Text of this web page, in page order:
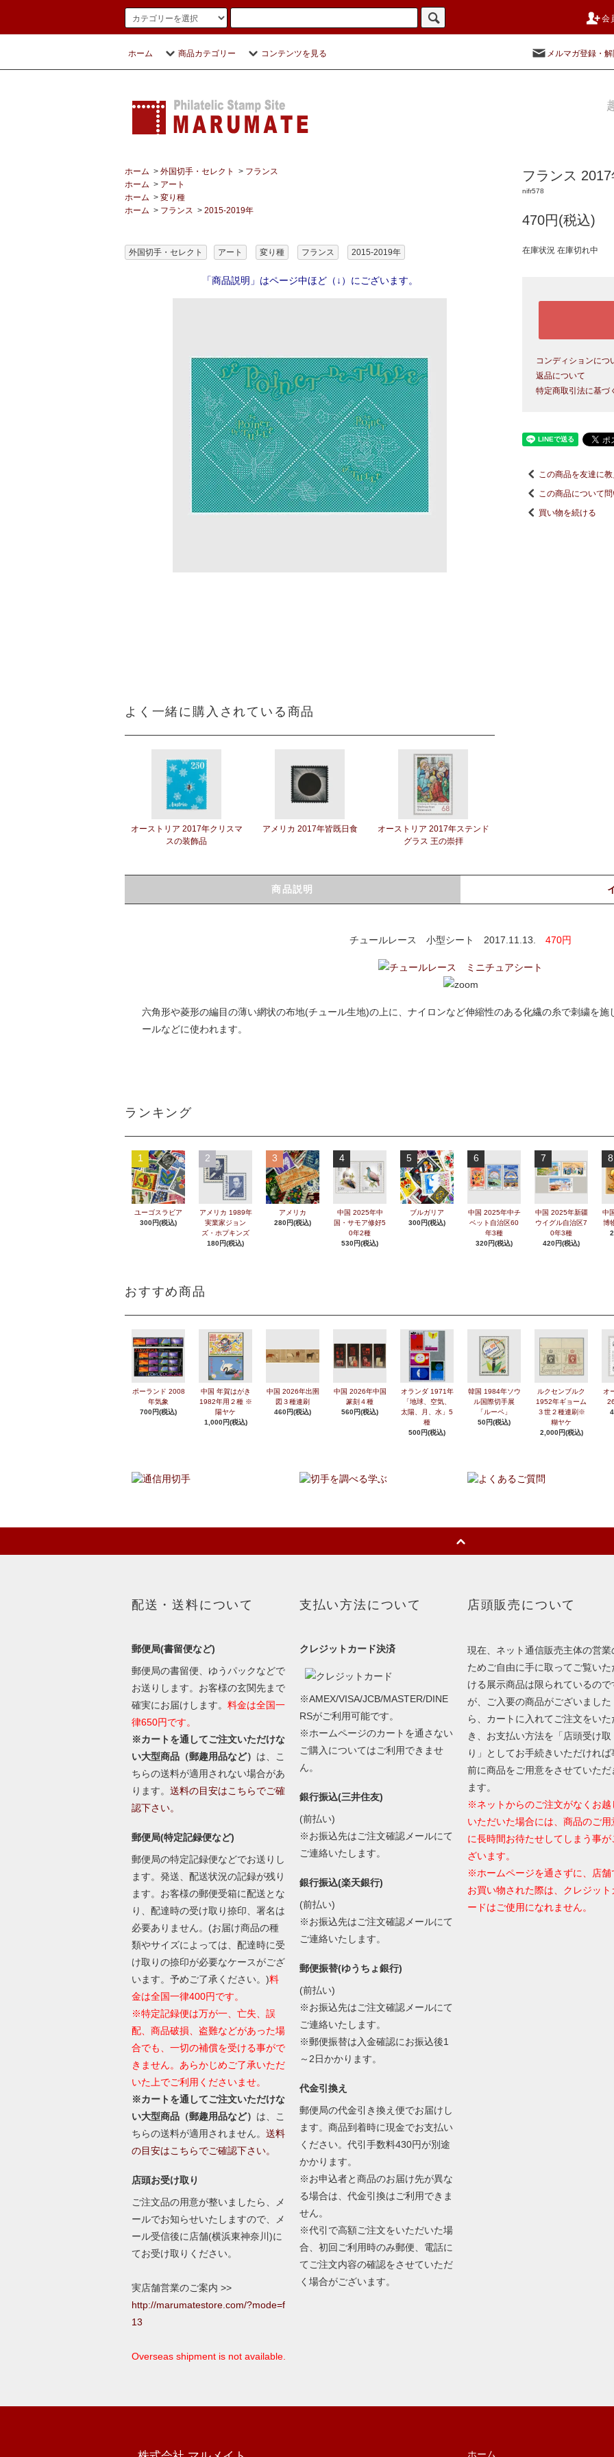
会
ホーム 商品カテゴリー コンテンツを見る メルマガ登録・
ホーム > 外国切手・セレクト > フランス
ホーム > アート
ホーム > 変り種
ホーム > フランス > 2015-2019年
外国切手・セレクト アート 変り種 フランス 2015-2019年
「商品説明」はページ中ほど（↓）にございます。
よく一緒に購入されている商品
オーストリア 2017年クリスマ
スの装飾品
アメリカ 2017年皆既日食
オーストリア 2017年ステンド
グラス 王の崇拝
フランス
nifr578
470円(税込)
在庫状況 在庫切れ中
コンディションにつ
返品について
特定商取引法に基づ
この商品を友達に
この商品について
買い物を続ける
商品説明
チュールレース 小型シート 2017.11.13. 470円
六角形や菱形の編目の薄い網状の布地(チュール生地)の上に、ナイロンなど伸縮性のある化繊の糸で刺繍を
ールなどに使われます。
ランキング
1
ユーゴスラビア
300円(税込)
2
アメリカ 1989年
実業家ジョン
ズ・ホプキンズ
180円(税込)
3
アメリカ
280円(税込)
4
中国 2025年中
国・サモア修好5
0年2種
530円(税込)
5
ブルガリア
300円(税込)
6
中国 2025年中チ
ベット自治区60
年3種
320円(税込)
7
中国 2025年新疆
ウイグル自治区7
0年3種
420円(税込)
8
中
博
おすすめ商品
ポーランド 2008
年気象
700円(税込)
中国 年賀はがき
1982年用２種 ※
陽ヤケ
1,000円(税込)
中国 2026年出圉
図３種連刷
460円(税込)
中国 2026年中国
篆刻４種
560円(税込)
オランダ 1971年
「地球、空気、
太陽、月、水」5
種
500円(税込)
韓国 1984年ソウ
ル国際切手展
「ルーペ」
50円(税込)
ルクセンブルク
1952年ギョーム
３世２種連刷※
糊ヤケ
2,000円(税込)
オ
配送・送料について
郵便局(書留便など)
郵便局の書留便、ゆうパックなどで
お送りします。お客様の玄関先まで
確実にお届けします。 料金は全国一
律650円です。
※カートを通してご注文いただけな
い大型商品（郵趣用品など） は、こ
ちらの送料が適用されない場合があ
ります。 送料の目安はこちらでご確
認下さい。
郵便局(特定記録便など)
郵便局の特定記録便などでお送りし
ます。発送、配送状況の記録が残り
ます。お客様の郵便受箱に配送とな
り、配達時の受け取り捺印、署名は
必要ありません。(お届け商品の種
類やサイズによっては、配達時に受
け取りの捺印が必要なケースがござ
います。予めご了承ください。)料
金は全国一律400円です。
※特定記録便は万が一、亡失、誤
配、商品破損、盗難などがあった場
合でも、一切の補償を受ける事がで
きません。あらかじめご了承いただ
いた上でご利用くださいませ。
※カートを通してご注文いただけな
い大型商品（郵趣用品など） は、こ
ちらの送料が適用されません。 送料
の目安はこちらでご確認下さい。
店頭お受け取り
ご注文品の用意が整いましたら、メ
ールでお知らせいたしますので、メ
ール受信後に店舗(横浜東神奈川)に
てお受け取りください。
実店舗営業のご案内 >>
http://marumatestore.com/?mode=f
13
Overseas shipment is not available.
支払い方法について
クレジットカード決済
※AMEX/VISA/JCB/MASTER/DINE
RSがご利用可能です。
※ホームページのカートを通さない
ご購入についてはご利用できませ
ん。
銀行振込(三井住友)
(前払い)
※お振込先はご注文確認メールにて
ご連絡いたします。
銀行振込(楽天銀行)
(前払い)
※お振込先はご注文確認メールにて
ご連絡いたします。
郵便振替(ゆうちょ銀行)
(前払い)
※お振込先はご注文確認メールにて
ご連絡いたします。
※郵便振替は入金確認にお振込後1
～2日かかります。
代金引換え
郵便局の代金引き換え便でお届けし
ます。商品到着時に現金でお支払い
ください。代引手数料430円が別途
かかります。
※お申込者と商品のお届け先が異な
る場合は、代金引換はご利用できま
せん。
※代引で高額ご注文をいただいた場
合、初回ご利用時のみ郵便、電話に
てご注文内容の確認をさせていただ
く場合がございます。
店頭販売について
現在、ネット通信販売主体の営業
ためご自由に手に取ってご覧いた
ける展示商品は限られているので
が、ご入要の商品がございました
ら、カートに入れてご注文をいた
き、お支払い方法を「店頭受け取
り」としてお手続きいただければ
前に商品をご用意をさせていただ
ます。
※ネットからのご注文がなくお越
いただいた場合には、商品のご用
に長時間お待たせしてしまう事が
ざいます。
※ホームページを通さずに、店舗
お買い物された際は、クレジット
ードはご使用になれません。
ホーム